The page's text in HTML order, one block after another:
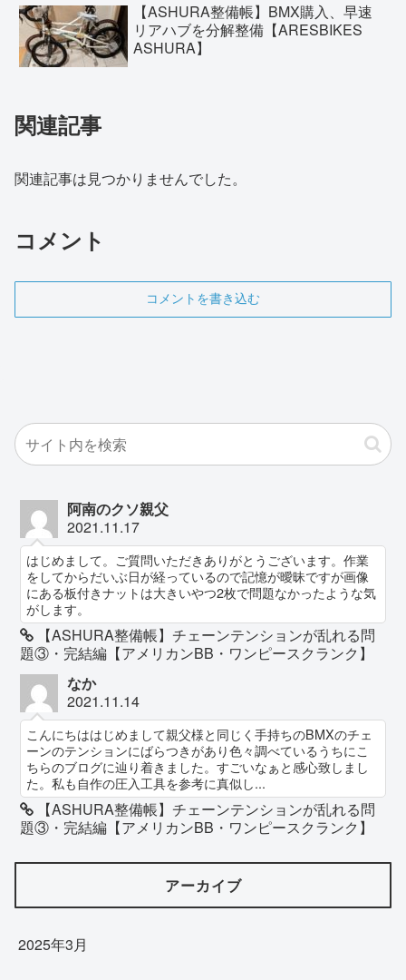
【ASHURA整備帳】BMX購入、早速
リアハブを分解整備【ARESBIKES
ASHURA】
関連記事
関連記事は見つかりませんでした。
コメント
コメントを書き込む
阿南のクソ親父
2021.11.17
はじめまして。ご質問いただきありがとうございます。作業
をしてからだいぶ日が経っているので記憶が曖昧ですが画像
にある板付きナットは大きいやつ2枚で問題なかったような気
がします。
【ASHURA整備帳】チェーンテンションが乱れる問
題③・完結編【アメリカンBB・ワンピースクランク】
なか
2021.11.14
こんにちははじめまして親父様と同じく手持ちのBMXのチェ
ーンのテンションにばらつきがあり色々調べているうちにこ
ちらのブログに辿り着きました。すごいなぁと感心致しまし
た。私も自作の圧入工具を参考に真似し...
【ASHURA整備帳】チェーンテンションが乱れる問
題③・完結編【アメリカンBB・ワンピースクランク】
アーカイブ
2025年3月